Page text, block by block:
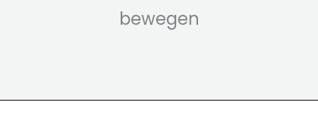
bewegen